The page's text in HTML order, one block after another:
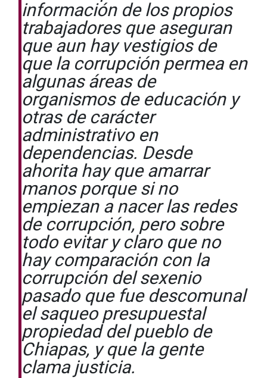
información de los propios
trabajadores que aseguran
que aun hay vestigios de
que la corrupción permea en
algunas áreas de
organismos de educación y
otras de carácter
administrativo en
dependencias. Desde
ahorita hay que amarrar
manos porque si no
empiezan a nacer las redes
de corrupción, pero sobre
todo evitar y claro que no
hay comparación con la
corrupción del sexenio
pasado que fue descomunal
el saqueo presupuestal
propiedad del pueblo de
Chiapas, y que la gente
clama justicia.